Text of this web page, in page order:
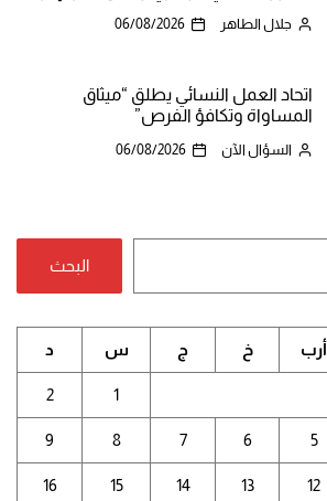
جلال الطاهر 06/08/2026
اتحاد العمل النسائي يطلق “ميثاق
المساواة وتكافؤ الفرص”
السؤال الآن 06/08/2026
البحث
أرب خ ج س د
1
2
5
6
7
8
9
12
13
14
15
16